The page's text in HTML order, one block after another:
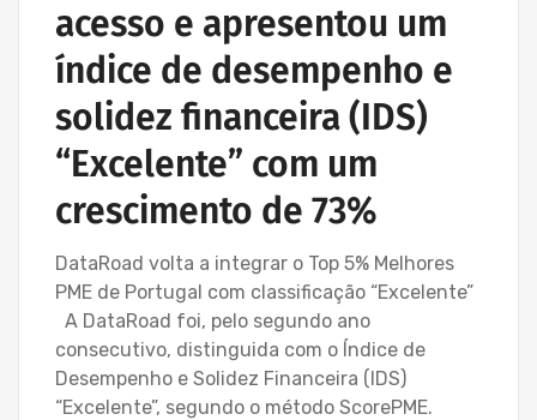
acesso e apresentou um
índice de desempenho e
solidez financeira (IDS)
“Excelente” com um
crescimento de 73%
DataRoad volta a integrar o Top 5% Melhores
PME de Portugal com classificação “Excelente”
A DataRoad foi, pelo segundo ano
consecutivo, distinguida com o Índice de
Desempenho e Solidez Financeira (IDS)
“Excelente”, segundo o método ScorePME.